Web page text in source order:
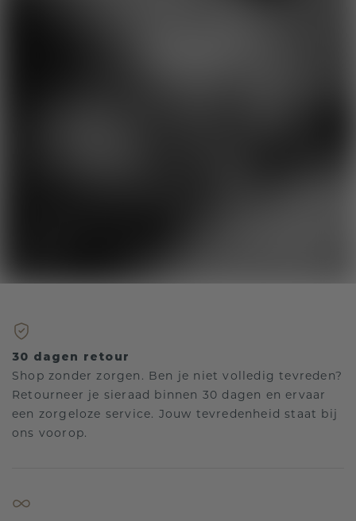
30 dagen retour
Shop zonder zorgen. Ben je niet volledig tevreden?
Retourneer je sieraad binnen 30 dagen en ervaar
een zorgeloze service. Jouw tevredenheid staat bij
ons voorop.